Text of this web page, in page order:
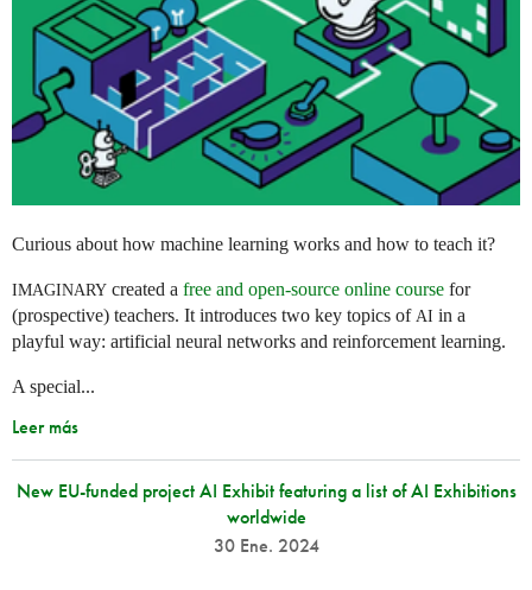
Curious about how machine learning works and how to teach it?
IMAGINARY created a free and open-source online course for
(prospective) teachers. It introduces two key topics of AI in a
playful way: artificial neural networks and reinforcement learning.
A special...
Leer más
New EU-funded project AI Exhibit featuring a list of AI Exhibitions
worldwide
30 Ene. 2024